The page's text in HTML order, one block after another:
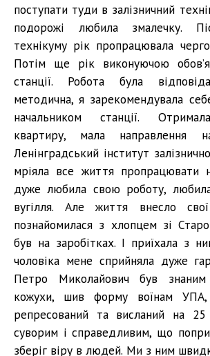
поступати туди в залізничний
подорожі любила змалечку.
технікуму рік пропрацювала
Потім ще рік виконуючою
станції. Робота була
методична, я зарекомендувала
начальником станції.
квартиру, мала направлення
Ленінградський інститут
мріяла все життя пропрацювати
дуже любила свою роботу,
вугілля. Але життя внесло
познайомилася з хлопцем зі
був на заробітках. І приїхала з
чоловіка мене сприйняла дуже
Петро Миколайович був
кожухи, шив форму воїнам
репресований та висланий на
суворим і справедливим, що
зберіг віру в людей. Ми з ним